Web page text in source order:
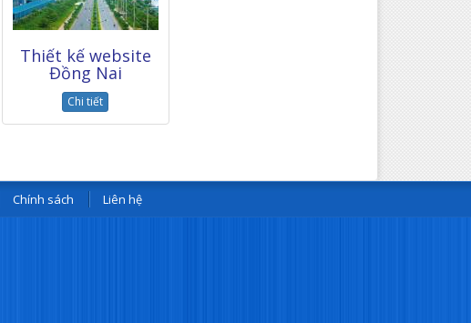
Thiết kế website
Đồng Nai
Chi tiết
Chính sách Liên hệ